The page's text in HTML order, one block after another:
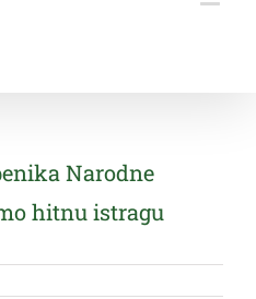
Narodne
hitnu istragu